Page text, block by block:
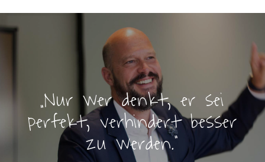
„Nur wer denkt, er sei
perfekt, verhindert besser
zu werden.“